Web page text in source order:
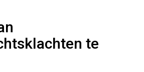
te